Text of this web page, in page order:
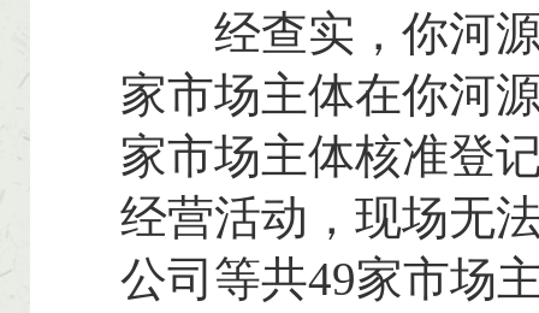
经查实，你河源
家市场主体在你河
家市场主体核准登
经营活动，现场无
公司等共49家市场